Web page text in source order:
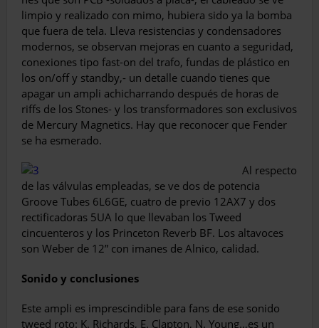
limpio y realizado con mimo, hubiera sido ya la bomba
que fuera de tela. Lleva resis­tencias y condensadores
modernos, se obser­van mejoras en cuanto a seguridad,
conexiones tipo fast-on del trafo, fundas de plástico en
los on/off y standby,- un detalle cuando tienes que
apagar un ampli achicharrando después de ho­ras de
riffs de los Stones- y los transformado­res son exclusivos
de Mercury Magnetics. Hay que reconocer que Fender
se ha esmerado.
Al respecto
de las válvulas empleadas, se ve dos de potencia
Groove Tubes 6L6GE, cuatro de previo 12AX7 y dos
rectificadoras 5UA lo que llevaban los Tweed
cincuenteros y los Prince­ton Reverb BF. Los altavoces
son Weber de 12” con imanes de Alnico, calidad.
Sonido y conclusiones
Este ampli es imprescindible para fans de ese sonido
tweed roto: K. Richards, E. Clapton, N. Young…es un